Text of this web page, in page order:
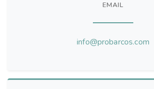
EMAIL
info@probarcos.com